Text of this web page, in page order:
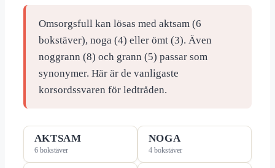
Omsorgsfull kan lösas med aktsam (6
bokstäver), noga (4) eller ömt (3). Även
noggrann (8) och grann (5) passar som
synonymer. Här är de vanligaste
korsordssvaren för ledtråden.
AKTSAM
6 bokstäver
NOGA
4 bokstäver